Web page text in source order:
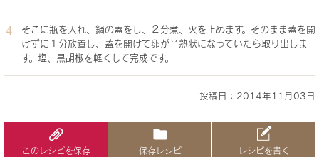
そこに瓶を入れ、鍋の蓋をし、２分煮、火を止めます。そのまま蓋を開
けずに１分放置し、蓋を開けて卵が半熟状になっていたら取り出しま
す。塩、黒胡椒を軽くして完成です。
投稿日：2014年11月03日
このレシピを保存 保存レシピ レシピを書く